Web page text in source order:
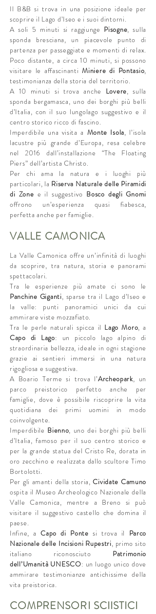
Il B&B si trova in una posizione ideale per
scoprire il Lago d’Iseo e i suoi dintorni.
A soli 5 minuti si raggiunge Pisogne, sulla
sponda bresciana, un piacevole punto di
partenza per passeggiate e momenti di relax.
Poco distante, a circa 10 minuti, si possono
visitare le affascinantiMiniere di Pontasio,
testimonianza della storia del territorio.
A 10 minuti si trova anche Lovere, sulla
sponda bergamasca, uno dei borghi più belli
d’Italia, con il suo lungolago suggestivo e il
centro storico ricco di fascino.
Imperdibile una visita a Monte Isola, l’isola
lacustre più grande d’Europa, resa celebre
nel 2016 dall’installazione “The Floating
Piers” dell’artista Christo.
Per chi ama la natura e i luoghi più
particolari, la Riserva Naturale delle Piramidi
di Zone e il suggestivo Bosco degli Gnomi
offrono un’esperienza quasi fiabesca,
perfetta anche per famiglie.
VALLE CAMONICA
La Valle Camonica offre un’infinità di luoghi
da scoprire, tra natura, storia e panorami
spettacolari.
Tra le esperienze più amate ci sono le
Panchine Giganti, sparse tra il Lago d’Iseo e
la valle: punti panoramici unici da cui
ammirare viste mozzafiato.
Tra le perle naturali spicca il Lago Moro, a
Capo di Lago: un piccolo lago alpino di
straordinaria bellezza, ideale in ogni stagione
grazie ai sentieri immersi in una natura
rigogliosa e suggestiva.
A Boario Terme si trova l’Archeopark, un
parco preistorico perfetto anche per
famiglie, dove è possibile riscoprire la vita
quotidiana dei primi uomini in modo
coinvolgente.
Imperdibile Bienno, uno dei borghi più belli
d’Italia, famoso per il suo centro storico e
per la grande statua del Cristo Re, dorata in
oro zecchino e realizzata dallo scultore Timo
Bortolotti.
Per gli amanti della storia,Cividate Camuno
ospita il Museo Archeologico Nazionale della
Valle Camonica, mentre a Breno si può
visitare il suggestivo castello che domina il
paese.
Infine, aCapo di Ponte si trova il Parco
Nazionale delle Incisioni Rupestri, primo sito
italiano riconosciuto Patrimonio
dell’Umanità UNESCO: un luogo unico dove
ammirare testimonianze antichissime della
vita preistorica.
COMPRENSORI SCIISTICI